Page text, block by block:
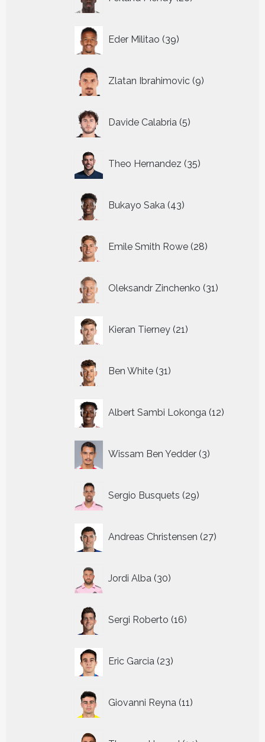
producten
Eder Militao 39
producten
Zlatan Ibrahimovic 9
producten
Davide Calabria 5
producten
Theo Hernandez 35
producten
Bukayo Saka 43
producten
Emile Smith Rowe 28
producten
Oleksandr Zinchenko 31
producten
Kieran Tierney 21
producten
Ben White 31
producten
Albert Sambi Lokonga 12
Wissam Ben Yedder 3
producten
Sergio Busquets 29
producten
Andreas Christensen 27
producten
Jordi Alba 30
producten
Sergi Roberto 16
producten
Eric Garcia 23
producten
Giovanni Reyna 11
producten